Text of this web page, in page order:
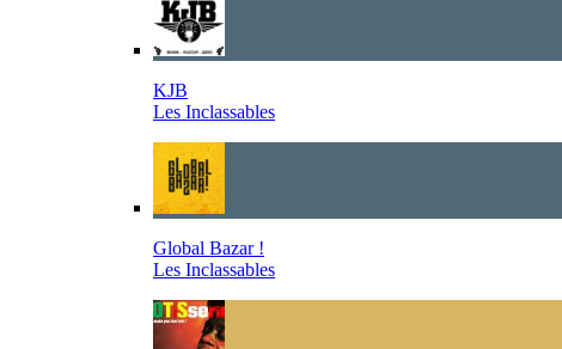
KJB
Les Inclassables
Global Bazar !
Les Inclassables